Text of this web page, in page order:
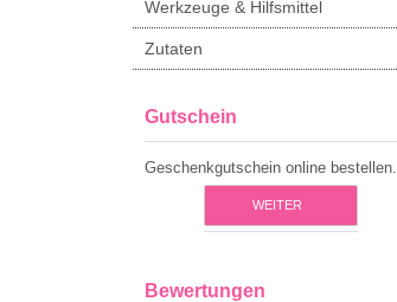
Werkzeuge & Hilfsmittel
Zutaten
Gutschein
Geschenkgutschein online bestellen.
WEITER
Bewertungen